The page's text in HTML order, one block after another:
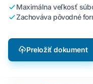
Maximálna veľkosť
Zachováva pôvodné
Preložiť dokument